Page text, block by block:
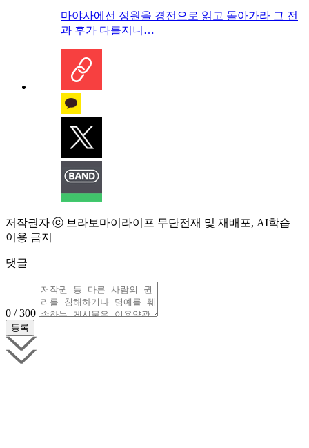
마야사에선 정원을 경전으로 읽고 돌아가라 그 전
과 후가 다를지니…
저작권자 ⓒ 브라보마이라이프 무단전재 및 재배포, AI학습
이용 금지
댓글
0 / 300